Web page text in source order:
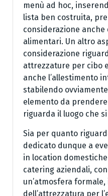
menù ad hoc,
lista ben costruita,
considerazione
alimentari. Un altro
considerazione
attrezzature per cibo
anche l’allestimento
stabilendo
elemento da
riguarda il luogo che
Sia per quanto
dedicato dunque a
in location
catering aziendali,
un’atmosfera
dell’attrezzatura per